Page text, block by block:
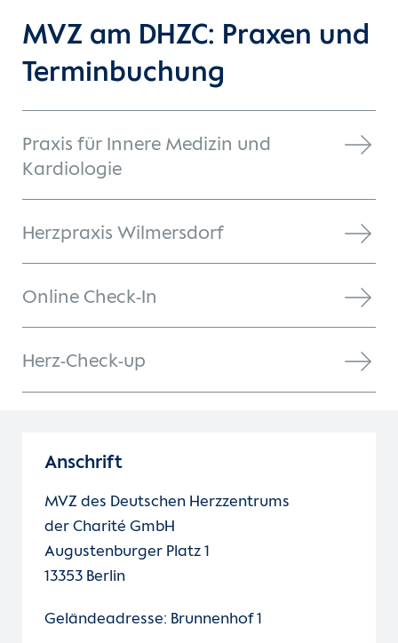
MVZ am DHZC: Praxen und
Terminbuchung
Praxis für Innere Medizin und
Kardiologie
Herzpraxis Wilmersdorf
Online Check-In
Herz-Check-up
Anschrift
MVZ des Deutschen Herzzentrums
der Charité GmbH
Augustenburger Platz 1
13353 Berlin
Geländeadresse: Brunnenhof 1